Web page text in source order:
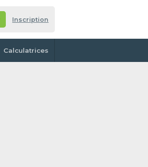
Inscription
Calculatrices